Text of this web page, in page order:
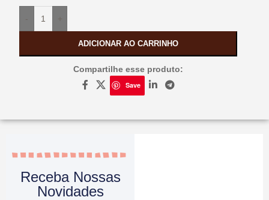
- +
ADICIONAR AO CARRINHO
Compartilhe esse produto:
Save
Receba Nossas
Novidades